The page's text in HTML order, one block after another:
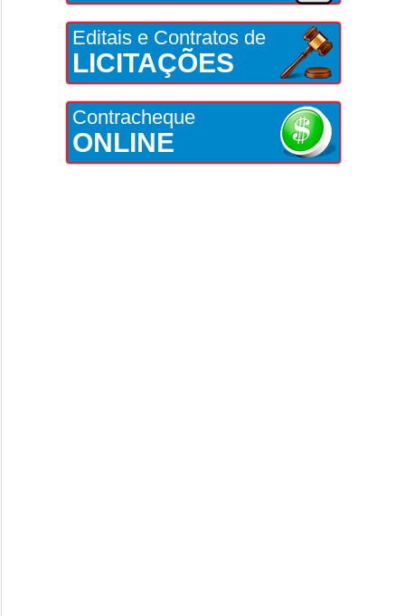
Editais e Contratos de
LICITAÇÕES
Contracheque
ONLINE